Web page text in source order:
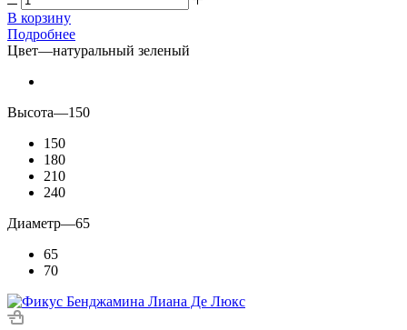
В корзину
Подробнее
Цвет—натуральный зеленый
Высота—150
150
180
210
240
Диаметр—65
65
70